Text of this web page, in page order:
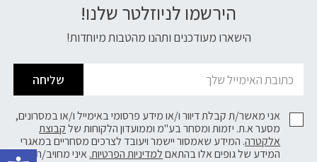
הירשמו לניוזלטר שלנו!
הישארו מעודכנים ותהנו מהטבות מיוחדות!
שליחה
אני מאשר/ת קבלת דיוור ו/או מידע פרסומי באימייל ו/או במסרונים,
מסער א.ת. יזמות ומסחר בע"מ וממועדון הלקוחות שלקבוצת
אלקטרה. המידע שאמסור יישמר ויעובד לצרכים מסחריים במאגרי
המידע של גופים אלו בהתאםלמדיניות הפרטיות. איני מחויב/ת